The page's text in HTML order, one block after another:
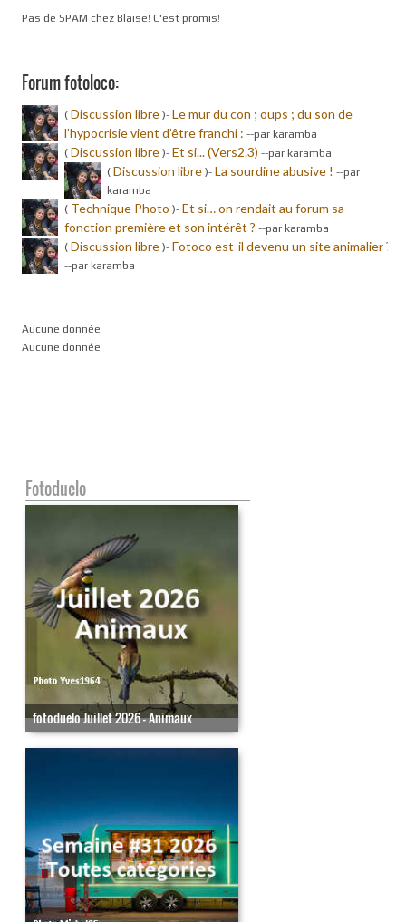
Pas de SPAM chez Blaise! C'est promis!
Forum fotoloco:
( Discussion libre )- Le mur du con ; oups ; du son de
l’hypocrisie vient d’être franchi : --par karamba
( Discussion libre )- Et si... (Vers2.3) --par karamba
( Discussion libre )- La sourdine abusive ! --par
karamba
( Technique Photo )- Et si… on rendait au forum sa
fonction première et son intérêt ? --par karamba
( Discussion libre )- Fotoco est-il devenu un site animalier ?
--par karamba
Aucune donnée
Aucune donnée
Fotoduelo
fotoduelo Juillet 2026 - Animaux